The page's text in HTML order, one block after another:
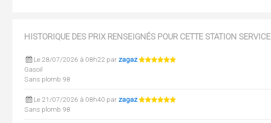
HISTORIQUE DES PRIX RENSEIGNÉS POUR CETTE STATION SERVICE
Le 28/07/2026 à 08h22 par zagaz
Gasoil
Sans plomb 98
Le 21/07/2026 à 08h40 par zagaz
Sans plomb 98